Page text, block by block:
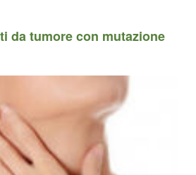
da tumore con mutazione